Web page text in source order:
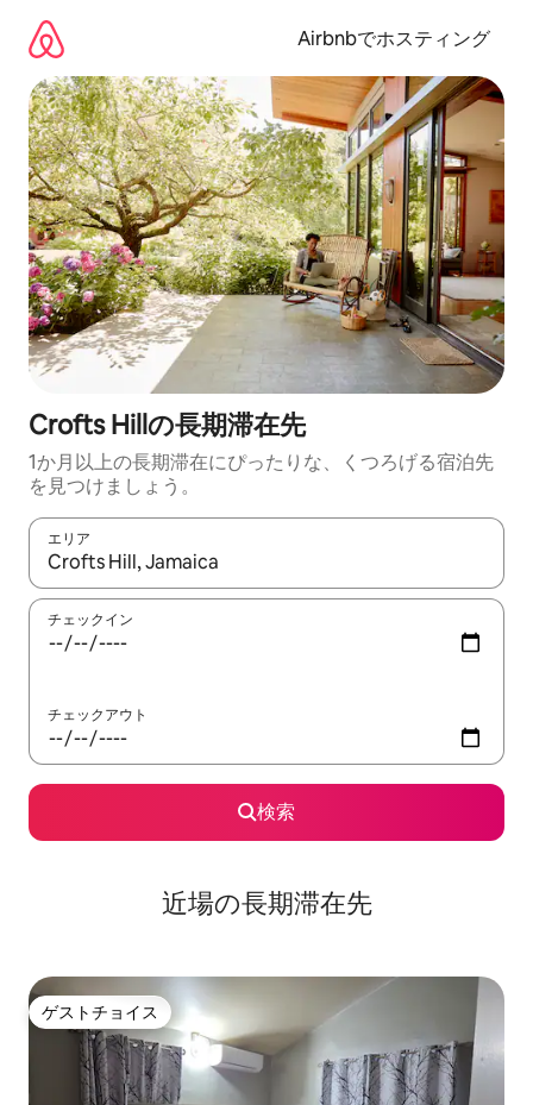
Airbnbでホスティング
Crofts Hillの長期滞在先
1か月以上の長期滞在にぴったりな、くつろげる宿泊先
を見つけましょう。
エリア
検索結果が表示されたら、上下の矢印キーを使って移動するか
チェックイン
チェックアウト
検索
近場の長期滞在先
ゲストチョイス
ゲストチョイス